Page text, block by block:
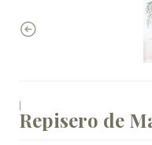
|
Repisero de